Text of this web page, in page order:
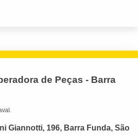
de Peças - Barra
Giannotti, 196, Barra Funda, São